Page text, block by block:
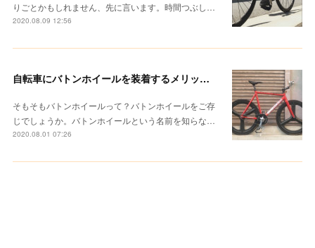
りごとかもしれません、先に言います。時間つぶし…
2020.08.09 12:56
自転車にバトンホイールを装着するメリットとは？感じたことを正直に書いてみる。
そもそもバトンホイールって？バトンホイールをご存
じでしょうか。バトンホイールという名前を知らな…
2020.08.01 07:26